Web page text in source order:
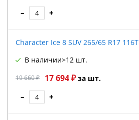
– +
Character Ice 8 SUV 265/65 R17 116T
19 660 ₽ 17 694 ₽за шт.
В наличии>12 шт.
– +